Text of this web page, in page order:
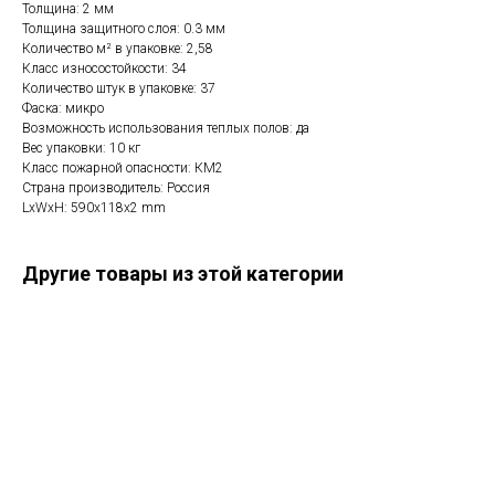
Толщина: 2 мм
Толщина защитного слоя: 0.3 мм
Количество м² в упаковке: 2,58
Класс износостойкости: 34
Количество штук в упаковке: 37
Фаска: микро
Возможность использования теплых полов: да
Вес упаковки: 10 кг
Класс пожарной опасности: КМ2
Страна производитель: Россия
LxWxH: 590x118x2 mm
Другие товары из этой категории